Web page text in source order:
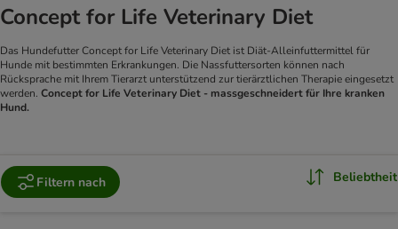
Concept for Life Veterinary Diet
Das Hundefutter Concept for Life Veterinary Diet ist Diät-Alleinfuttermittel für
Hunde mit bestimmten Erkrankungen. Die Nassfuttersorten können nach
Rücksprache mit Ihrem Tierarzt unterstützend zur tierärztlichen Therapie eingesetzt
werden. Concept for Life Veterinary Diet - massgeschneidert für Ihre kranken
Hund.
Filtern nach Beliebtheit